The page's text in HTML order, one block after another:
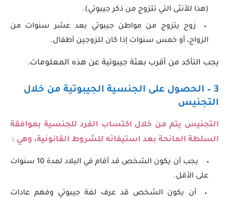
(هذا للأنثى التي تتزوج من ذكر جيبوتي).
زوج يتزوج من مواطن جيبوتي بعد عشر سنوات من
الزواج، أو خمس سنوات إذا كان للزوجين أطفال.
يجب التأكد من أقرب بعثة جيبوتية عن هذه المعلومات.
3 – الحصول على الجنسية الجيبوتية من خلال
التجنيس
التجنيس يتم من خلال اكتساب الفرد للجنسية بموافقة
السلطة المانحة بعد استيفائه للشروط القانونية، وهي :
يجب أن يكون الشخص قد أقام في البلاد لمدة 10 سنوات
على الأقل.
أن يكون الشخص قد عرف لغة جيبوتي وفهم عادات